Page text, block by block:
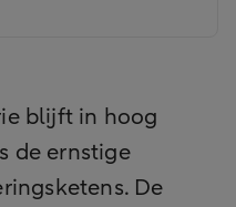
blijft in hoog
de ernstige
De